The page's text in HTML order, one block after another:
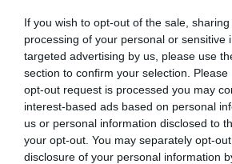
If you wish to opt-out of the sale,
processing of your personal or sensitive
targeted advertising by us, please use
section to confirm your selection.
opt-out request is processed you may
interest-based ads based on personal
us or personal information disclosed to
your opt-out. You may separately opt-
disclosure of your personal information
Κεραμεικός)
Ημερομηνία
Σάββατα από 15/
Ώρα έναρξης 22:30
Πληροφορίες
Τηλ. 2103474074
Τιμές εισιτηρίων
15 € (με ποτό)
Ακολουθήστε το Culturenow.gr
μάθετε πρώτοι όλες τις ειδήσεις